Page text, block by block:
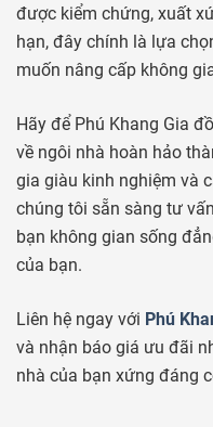
được kiểm chứng, xuất
hạn, đây chính là lựa
muốn nâng cấp không
Hãy để Phú Khang Gia
về ngôi nhà hoàn hảo
gia giàu kinh nghiệm và
chúng tôi sẵn sàng tư
bạn không gian sống
của bạn.
Liên hệ ngay với Phú
và nhận báo giá ưu đãi
nhà của bạn xứng đáng